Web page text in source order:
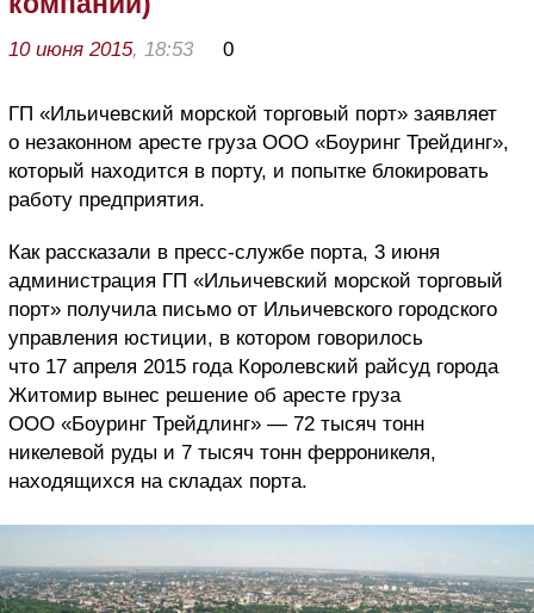
10 июня 2015, 18:53 0
ГП «Ильичевский морской торговый порт» заявляет
о незаконном аресте груза ООО «Боуринг Трейдинг»,
который находится в порту, и попытке блокировать
работу предприятия.
Как рассказали в пресс-службе порта, 3 июня
администрация ГП «Ильичевский морской торговый
порт» получила письмо от Ильичевского городского
управления юстиции, в котором говорилось
что 17 апреля 2015 года Королевский райсуд города
Житомир вынес решение об аресте груза
ООО «Боуринг Трейдлинг» — 72 тысяч тонн
никелевой руды и 7 тысяч тонн ферроникеля,
находящихся на складах порта.